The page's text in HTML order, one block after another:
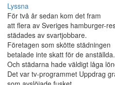
Lyssna
För två år sedan kom det fram
att flera av Sveriges hamburger-
städades av svartjobbare.
Företagen som skötte städningen
betalade inte skatt för de anställda.
Och städarna hade väldigt låga
Det var tv-programmet Uppdrag